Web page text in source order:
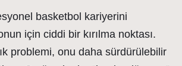
basketbol kariyerini
için ciddi bir kırılma noktası.
problemi, onu daha sürdürülebilir